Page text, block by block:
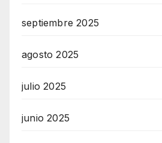
septiembre 2025
agosto 2025
julio 2025
junio 2025